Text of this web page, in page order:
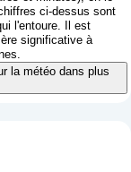
ci-dessus sont
l'entoure. Il est
significative à
la météo dans plus